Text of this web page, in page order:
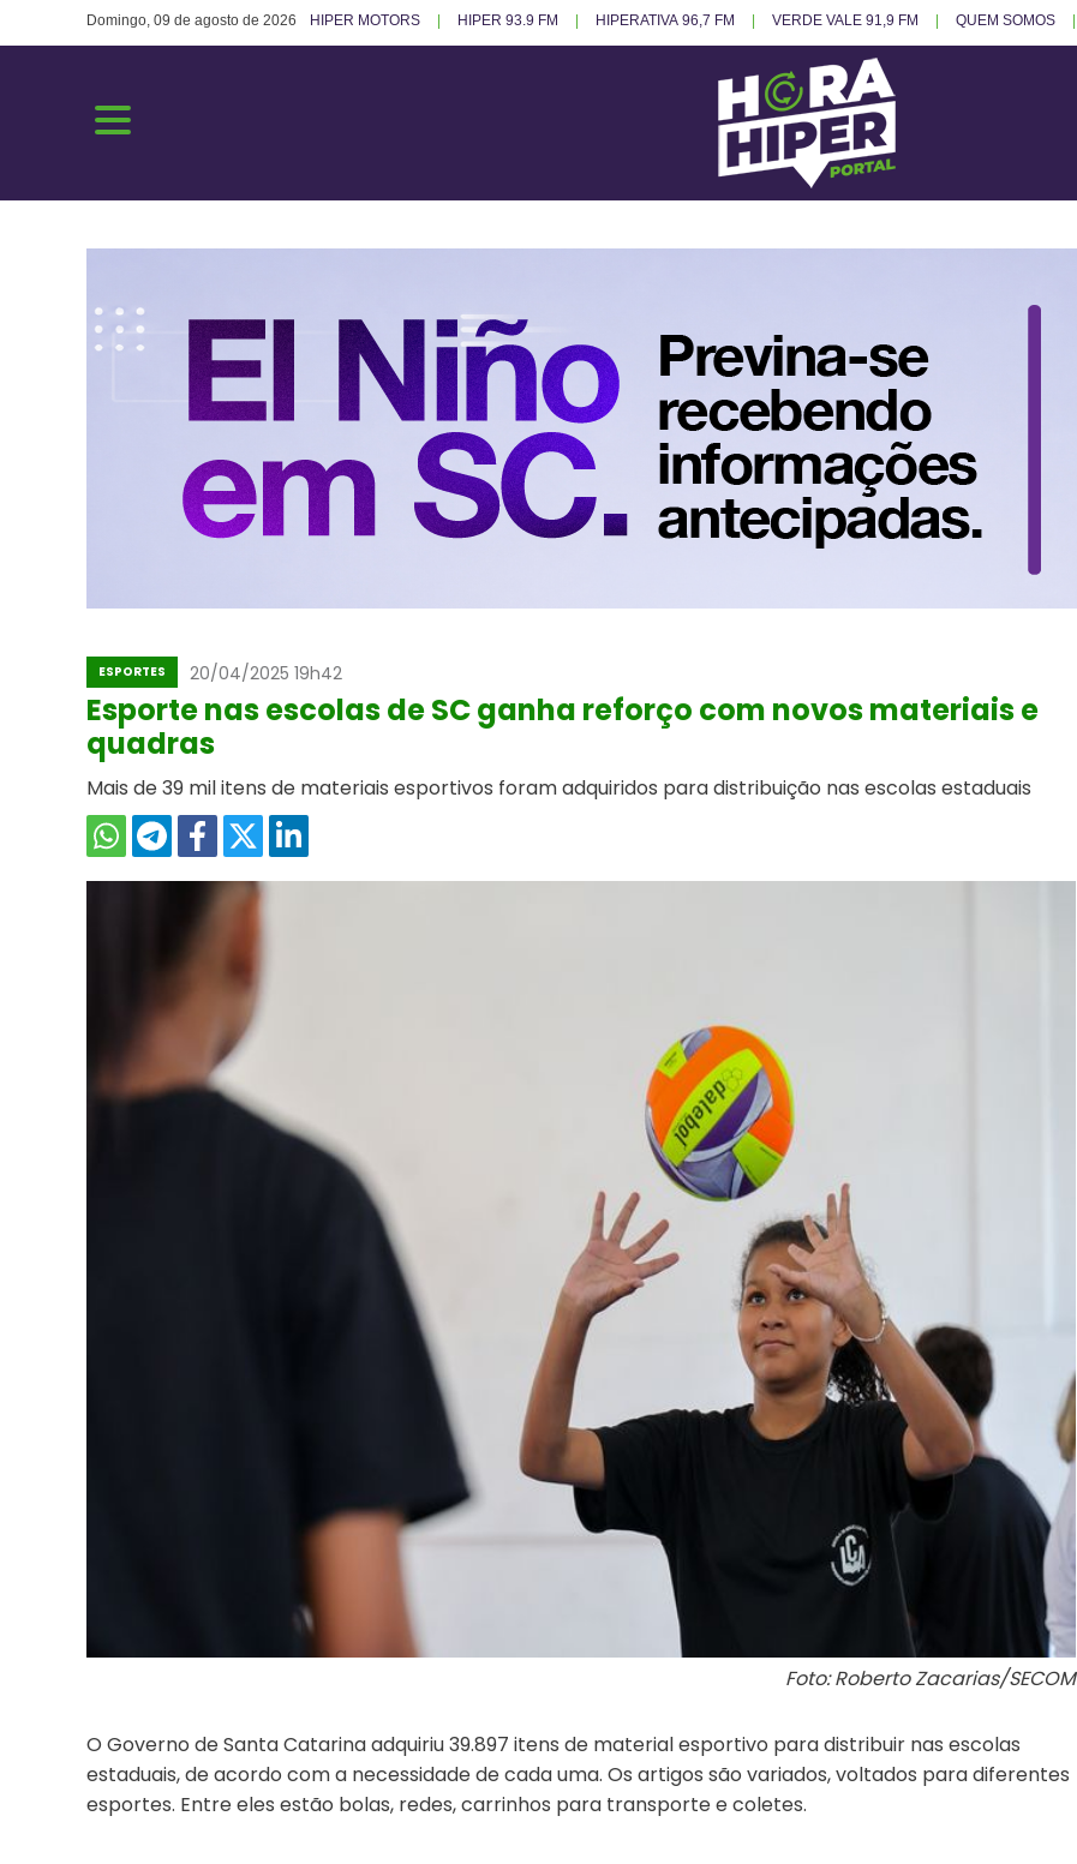
Domingo, 09 de agosto de 2026 HIPER MOTORS HIPER 93.9 FM HIPERATIVA 96,7 FM VERDE VALE 91,9 FM QUEM SOMOS
ESPORTES 20/04/2025 19h42
Esporte nas escolas de SC ganha reforço com novos materiais e
quadras
Mais de 39 mil itens de materiais esportivos foram adquiridos para distribuição nas escolas estaduais
Foto: Roberto Zacarias/SECOM
O Governo de Santa Catarina adquiriu 39.897 itens de material esportivo para distribuir nas escolas
estaduais, de acordo com a necessidade de cada uma. Os artigos são variados, voltados para diferentes
esportes. Entre eles estão bolas, redes, carrinhos para transporte e coletes.